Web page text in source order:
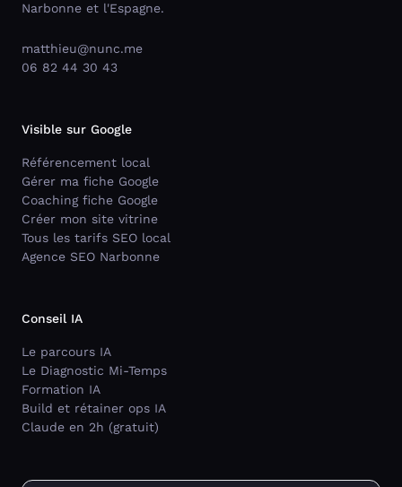
Narbonne et l'Espagne.
matthieu@nunc.me
06 82 44 30 43
Visible sur Google
Référencement local
Gérer ma fiche Google
Coaching fiche Google
Créer mon site vitrine
Tous les tarifs SEO local
Agence SEO Narbonne
Conseil IA
Le parcours IA
Le Diagnostic Mi-Temps
Formation IA
Build et rétainer ops IA
Claude en 2h (gratuit)